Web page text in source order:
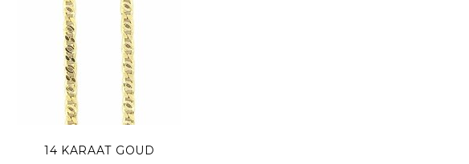
14 KARAAT GOUD